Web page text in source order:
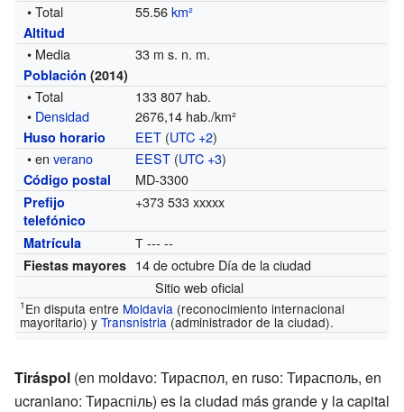
• Total 55.56km²
Altitud
• Media 33 m s. n. m.
Población (2014)
• Total
133 807 hab.
• Densidad 2676,14 hab./km²
Huso horario EET (UTC +2)
• enverano EEST (UTC +3)
Código postal MD-3300
Prefijo
telefónico
+373 533 xxxxx
Matrícula Т --- --
Fiestas mayores 14 de octubre Día de la ciudad
Sitio web oficial
1 En disputa entre Moldavia (reconocimiento internacional
mayoritario) yTransnistria (administrador de la ciudad).
Tiráspol (en moldavo: Тираспол, en ruso: Тирасполь, en
ucraniano: Тираспіль) es la ciudad más grande y la capital